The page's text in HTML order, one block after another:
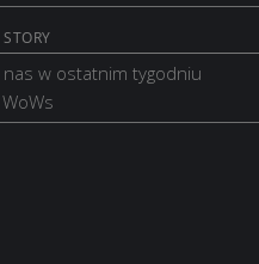
nas w ostatnim tygodniu